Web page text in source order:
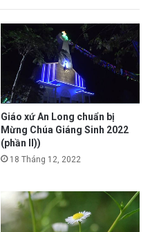
Giáo xứ An Long chuẩn bị
Mừng Chúa Giáng Sinh 2022
(phần II))
18 Tháng 12, 2022